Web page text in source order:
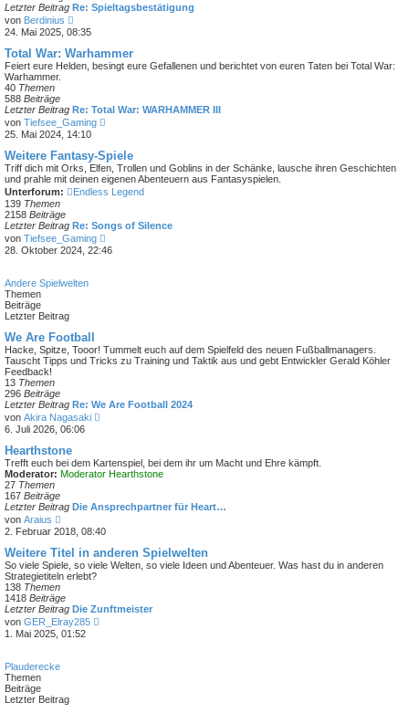
i
g
Letzter Beitrag Re: Spieltagsbestätigung
von Berdinius
e
u
e
s
t
B
e
i
t
a
g
24. Mai 2025, 08:35
Total War: Warhammer
Feiert eure Helden, besingt eure Gefallenen und berichtet von euren Taten bei Total War:
Warhammer.
40 Themen
588 Beiträge
Letzter Beitrag Re: Total War: WARHAMMER III
von Tiefsee_Gaming
e
s
t
e
r
i
r
25. Mai 2024, 14:10
Weitere Fantasy-Spiele
Triff dich mit Orks, Elfen, Trollen und Goblins in der Schänke, lausche ihren Geschichten
und prahle mit deinen eigenen Abenteuern aus Fantasyspielen.
Unterforum:
Endless Legend
139 Themen
2158 Beiträge
Letzter Beitrag Re: Songs of Silence
von Tiefsee_Gaming
e
u
i
t
r
28. Oktober 2024, 22:46
Andere Spielwelten
Themen
Beiträge
Letzter Beitrag
We Are Football
Hacke, Spitze, Tooor! Tummelt euch auf dem Spielfeld des neuen Fußballmanagers.
Tauscht Tipps und Tricks zu Training und Taktik aus und gebt Entwickler Gerald Köhler
Feedback!
13 Themen
296 Beiträge
Letzter Beitrag Re: We Are Football 2024
von Akira Nagasaki
t
e
e
t
a
g
6. Juli 2026, 06:06
Hearthstone
Trefft euch bei dem Kartenspiel, bei dem ihr um Macht und Ehre kämpft.
Moderator: Moderator Hearthstone
27 Themen
167 Beiträge
Letzter Beitrag Die Ansprechpartner für Heart…
von Araius
e
u
e
s
t
e
B
e
i
t
2. Februar 2018, 08:40
Weitere Titel in anderen Spielwelten
So viele Spiele, so viele Welten, so viele Ideen und Abenteuer. Was hast du in anderen
Strategietiteln erlebt?
138 Themen
1418 Beiträge
Letzter Beitrag Die Zunftmeister
von GER_Elray285
1. Mai 2025, 01:52
Plauderecke
Themen
Beiträge
Letzter Beitrag